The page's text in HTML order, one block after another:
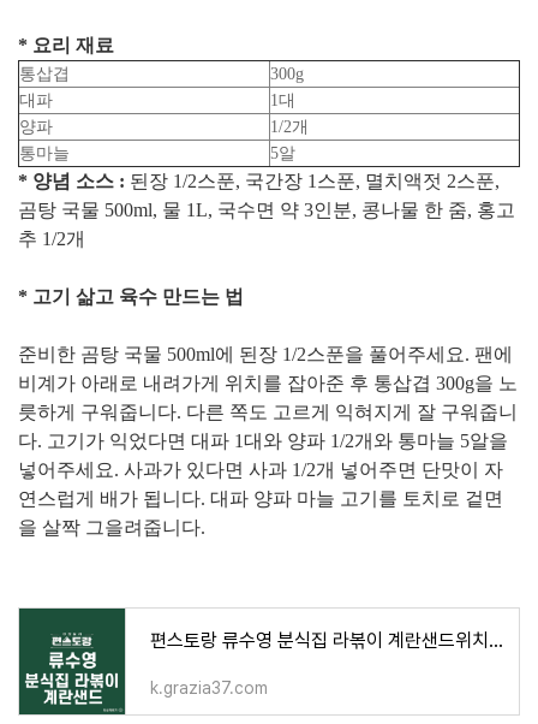
* 요리 재료
통삽겹
300g
대파
1대
양파
1/2개
통마늘
5알
* 양념 소스 : 된장 1/2스푼, 국간장 1스푼, 멸치액젓 2스푼,
곰탕 국물 500ml, 물 1L, 국수면 약 3인분, 콩나물 한 줌, 홍고
추 1/2개
* 고기 삶고 육수 만드는 법
준비한 곰탕 국물 500ml에 된장 1/2스푼을 풀어주세요. 팬에
비계가 아래로 내려가게 위치를 잡아준 후 통삽겹 300g을 노
릇하게 구워줍니다. 다른 쪽도 고르게 익혀지게 잘 구워줍니
다. 고기가 익었다면 대파 1대와 양파 1/2개와 통마늘 5알을
넣어주세요. 사과가 있다면 사과 1/2개 넣어주면 단맛이 자
연스럽게 배가 됩니다. 대파 양파 마늘 고기를 토치로 겉면
을 살짝 그을려줍니다.
편스토랑 류수영 분식집 라볶이 계란샌드위치 모닝빵 레시피 간식추천
k.grazia37.com